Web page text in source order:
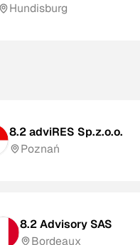
Hundisburg
8.2 adviRES Sp.z.o.o.
Poznań
8.2 Advisory SAS
Bordeaux